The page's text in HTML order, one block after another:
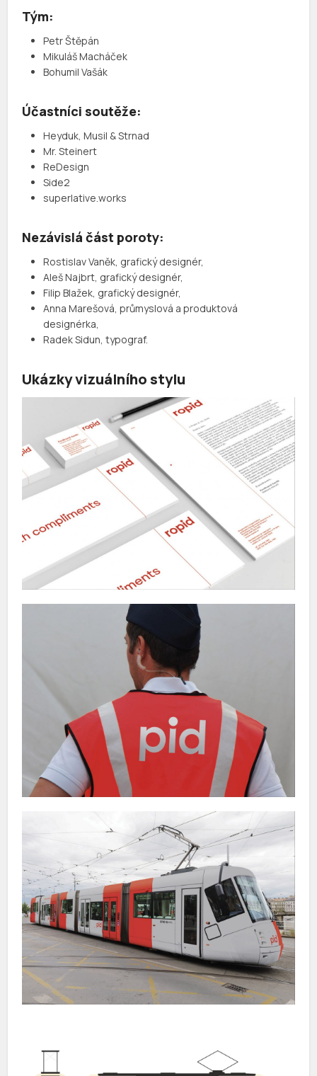
Tým:
Petr Štěpán
Mikuláš Macháček
Bohumil Vašák
Účastníci soutěže:
Heyduk, Musil & Strnad
Mr. Steinert
ReDesign
Side2
superlative.works
Nezávislá část poroty:
Rostislav Vaněk, grafický designér,
Aleš Najbrt, grafický designér,
FiIip Blažek, grafický designér,
Anna Marešová, průmyslová a produktová
designérka,
Radek Sidun, typograf.
Ukázky vizuálního stylu